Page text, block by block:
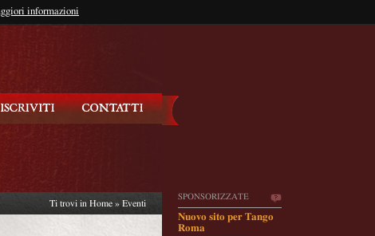
informazioni
SPONSORIZZATE
Nuovo sito per Tango
Roma
Ti trovi in Home » Eventi